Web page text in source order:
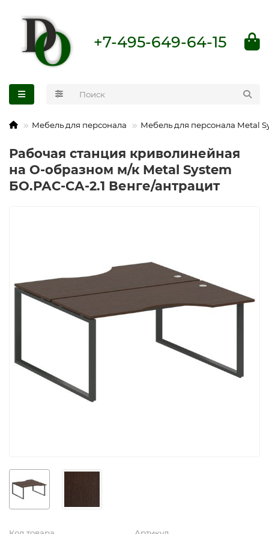
+7-495-649-64-15
Мебель для персонала Мебель для персонала Metal
Рабочая станция криволинейная
на О-образном м/к Metal System
БО.РАС-СА-2.1 Венге/антрацит